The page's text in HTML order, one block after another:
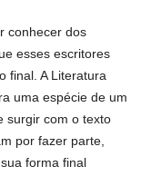
conhecer dos
esses escritores
final. A Literatura
uma espécie de um
surgir com o texto
por fazer parte,
forma final